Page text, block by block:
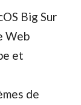
Big Sur
Web
et
de